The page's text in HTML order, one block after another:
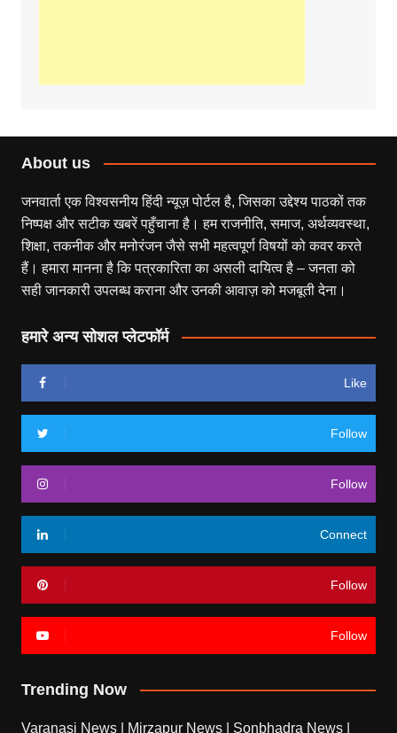
About us
जनवार्ता एक विश्वसनीय हिंदी न्यूज़ पोर्टल है, जिसका उद्देश्य पाठकों तक
निष्पक्ष और सटीक खबरें पहुँचाना है। हम राजनीति, समाज, अर्थव्यवस्था,
शिक्षा, तकनीक और मनोरंजन जैसे सभी महत्वपूर्ण विषयों को कवर करते
हैं। हमारा मानना है कि पत्रकारिता का असली दायित्व है – जनता को
सही जानकारी उपलब्ध कराना और उनकी आवाज़ को मजबूती देना।
हमारे अन्य सोशल प्लेटफॉर्म
Like
Follow
Follow
Connect
Follow
Follow
Trending Now
Varanasi News Mirzapur News Sonbhadra News